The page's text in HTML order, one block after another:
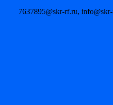
7637895@skr-rf.ru,